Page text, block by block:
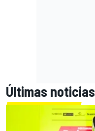
Últimas noticias